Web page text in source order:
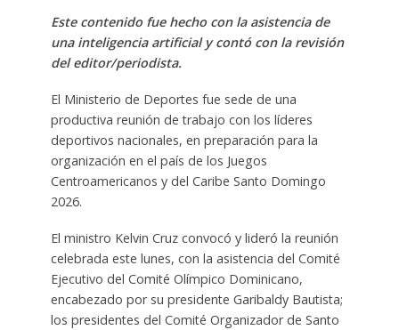
Este contenido fue hecho con la asistencia de
una inteligencia artificial y contó con la revisión
del editor/periodista.
El Ministerio de Deportes fue sede de una
productiva reunión de trabajo con los líderes
deportivos nacionales, en preparación para la
organización en el país de los Juegos
Centroamericanos y del Caribe Santo Domingo
2026.
El ministro Kelvin Cruz convocó y lideró la reunión
celebrada este lunes, con la asistencia del Comité
Ejecutivo del Comité Olímpico Dominicano,
encabezado por su presidente Garibaldy Bautista;
los presidentes del Comité Organizador de Santo